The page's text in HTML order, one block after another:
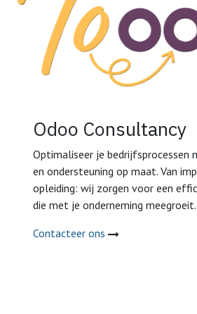
Odoo Consultancy
Optimaliseer je bedrijfsprocessen
en ondersteuning op maat. Van
opleiding: wij zorgen voor een
die met je onderneming meegroeit.
Contacteer ons